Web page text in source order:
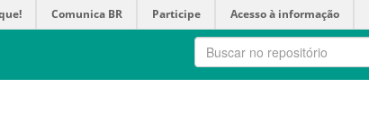
Comunica BR Participe Acesso à informação